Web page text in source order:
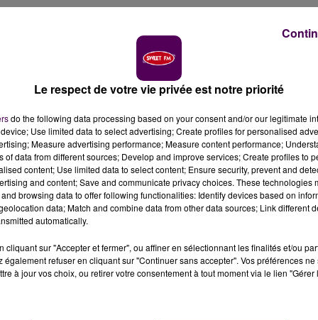
élèves, professeurs et agents de
, tout juste une semaine après l'agression
ce sous les yeux de nombreux jeunes témoins.
même marqués. Tant du côté des élèves que des
cérémonie de soutien, Maxence, élève en première et
des journalistes."Les premiers jours ont été
a beaucoup parlé avec les professeursensuite.
que ce genre de chose ne va pas arriver tous les
reste"bizarre".
A la sortie de la cérémonie, sur son vélo, Marion,
présente. Si pour moi, ça va mieux, j'ai des collègues
De s'orienter vers les cellules d'écoute
Le respect de votre vie privée est notre priorité
do the following data processing based on your consent and/or our legitimate
Use limited data to select advertising; Create profiles for personalised
Measure advertising performance; Measure content performance;
of data from different sources; Develop and improve services; Create profiles to
content; Use limited data to select content; Ensure security, prevent and
and content; Save and communicate privacy choices. These technologies
browsing data to offer following functionalities: Identify devices based on
data; Match and combine data from other data sources; Link different
automatically.
cliquant sur "Accepter et fermer", ou affiner en sélectionnant les finalités et/ou
également refuser en cliquant sur "Continuer sans accepter". Vos préférences
à jour vos choix, ou retirer votre consentement à tout moment via le lien